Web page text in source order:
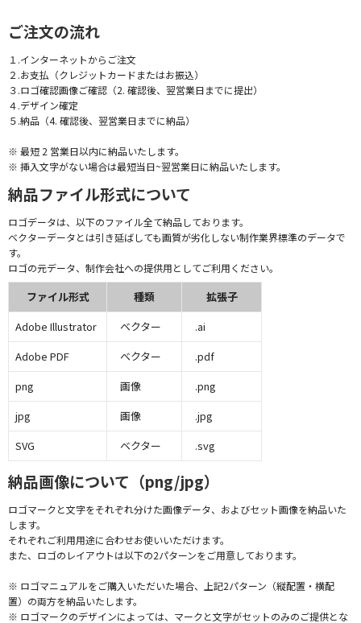
ご注文の流れ
１.インターネットからご注文
２.お支払（クレジットカードまたはお振込）
３.ロゴ確認画像ご確認（2. 確認後、翌営業日までに提出）
４.デザイン確定
５.納品（4. 確認後、翌営業日までに納品）
※ 最短 2 営業日以内に納品いたします。
※ 挿入文字がない場合は最短当日~翌営業日に納品いたします。
納品ファイル形式について
ロゴデータは、以下のファイル全て納品しております。
ベクターデータとは引き延ばしても画質が劣化しない制作業界標準のデータで
す。
ロゴの元データ、制作会社への提供用としてご利用ください。
ファイル形式 種類
拡張子
Adobe Illustrator
ベクター
.ai
Adobe PDF
ベクター
.pdf
png
画像
.png
jpg
画像
.jpg
SVG
ベクター .svg
納品画像について（png/jpg）
ロゴマークと文字をそれぞれ分けた画像データ、およびセット画像を納品いた
します。
それぞれご利用用途に合わせお使いいただけます。
また、ロゴのレイアウトは以下の2パターンをご用意しております。
※ ロゴマニュアルをご購入いただいた場合、上記2パターン（縦配置・横配
置）の両方を納品いたします。
※ ロゴマークのデザインによっては、マークと文字がセットのみのご提供とな